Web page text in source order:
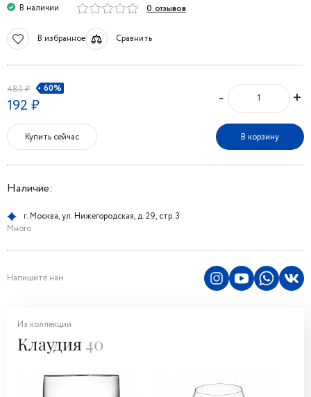
В наличии 0 отзывов
В избранное Сравнить
480 ₽ 60%
192 ₽ - +
Купить сейчас В корзину
Наличие:
г. Москва, ул. Нижегородская, д. 29, стр. 3
Много
Напишите нам
Из коллекции
Клаудия40